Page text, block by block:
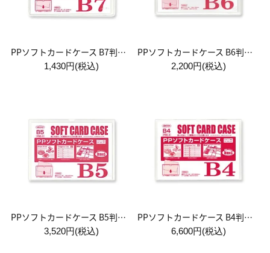
PPソフトカードケース B7判用 1袋:10枚入
1,430円(税込)
PPソフトカードケース B6判用 1袋:10枚入
2,200円(税込)
PPソフトカードケース B5判用 1袋:10枚入
3,520円(税込)
PPソフトカードケース B4判用 1袋:10枚入
6,600円(税込)